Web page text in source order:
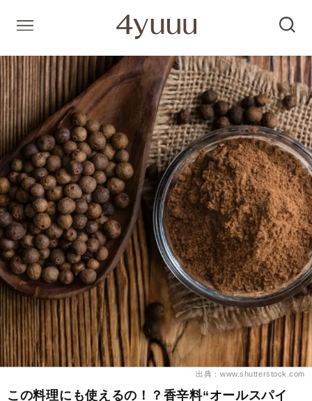
出典：www.shutterstock.com
この料理にも使えるの！？香辛料“オールスパイ